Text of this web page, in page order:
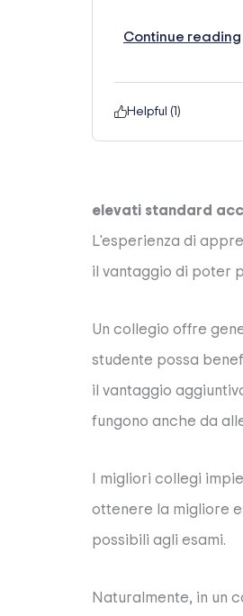
Continue reading
Helpful ( )
elevati standard
L'esperienza di
il vantaggio di poter
Un collegio offre
studente possa
il vantaggio
fungono anche da
I migliori collegi
ottenere la migliore
possibili agli esami.
Naturalmente, in un